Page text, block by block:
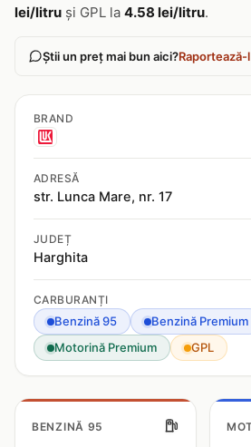
lei/litru și GPL la 4.58 lei/litru.
Știi un preț mai bun aici?Raportează-l
BRAND
ADRESĂ
str. Lunca Mare, nr. 17
JUDEȚ
Harghita
CARBURANȚI
Benzină 95 Benzină Premium
Motorină Premium
GPL
BENZINĂ 95